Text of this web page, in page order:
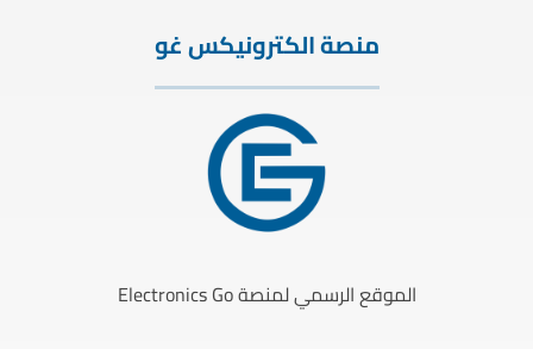
منصة الكترونيكس غو
الموقع الرسمي لمنصة Electronics Go